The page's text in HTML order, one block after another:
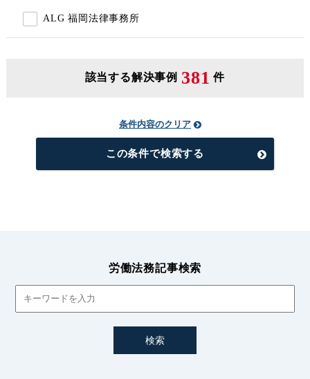
ALG 福岡法律事務所
該当する解決事例 381 件
条件内容のクリア
この条件で検索する
労働法務記事検索